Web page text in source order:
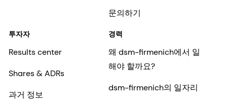
문의하기
투자자
Results center
Shares & ADRs
과거 정보
경력
왜 dsm-firmenich에서 일
해야 할까요?
dsm-firmenich의 일자리